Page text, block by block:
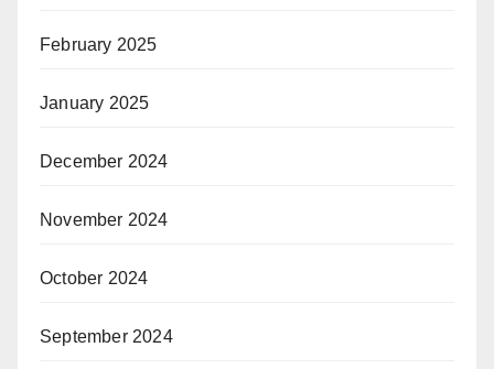
February 2025
January 2025
December 2024
November 2024
October 2024
September 2024